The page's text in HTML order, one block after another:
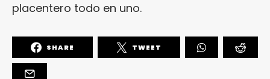
placentero todo en uno.
SHARE TWEET